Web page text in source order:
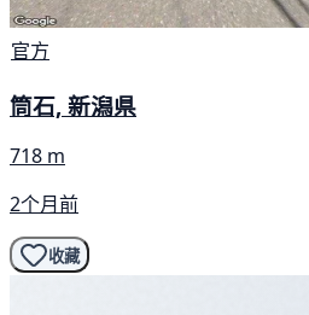
官方
筒石, 新潟県
718 m
2个月前
收藏